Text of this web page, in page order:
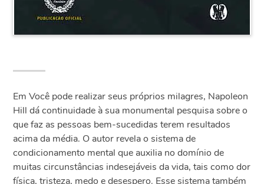
Em Você pode realizar seus próprios milagres, Napoleon
Hill dá continuidade à sua monumental pesquisa sobre o
que faz as pessoas bem-sucedidas terem resultados
acima da média. O autor revela o sistema de
condicionamento mental que auxilia no domínio de
muitas circunstâncias indesejáveis da vida, tais como dor
física, tristeza, medo e desespero. Esse sistema também